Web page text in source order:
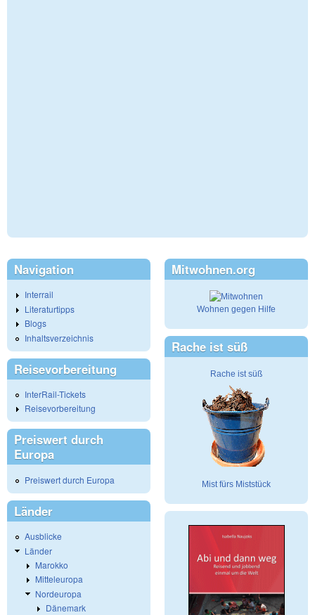
Navigation
Interrail
Literaturtipps
Blogs
Inhaltsverzeichnis
Reisevorbereitung
InterRail-Tickets
Reisevorbereitung
Preiswert durch
Europa
Preiswert durch Europa
Länder
Ausblicke
Länder
Marokko
Mitteleuropa
Nordeuropa
Dänemark
Mitwohnen.org
Wohnen gegen Hilfe
Rache ist süß
Rache ist süß
Mist fürs Miststück